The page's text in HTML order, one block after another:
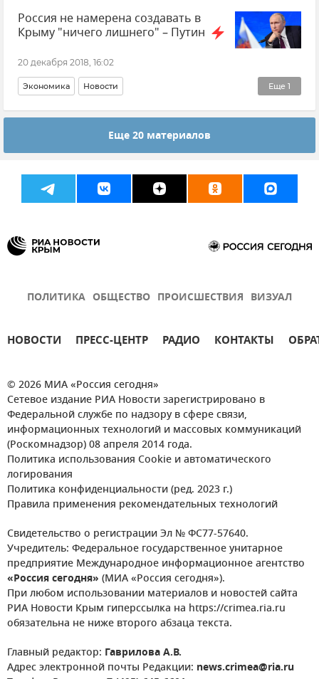
Россия не намерена создавать в
Крыму "ничего лишнего" – Путин
20 декабря 2018, 16:02
Еще 1
Экономика Новости
Четырнадцатая пресс-конференция президента России Владимира Путина
Еще 20 материалов
ПОЛИТИКА ОБЩЕСТВО ПРОИСШЕСТВИЯ ВИЗУАЛ
НОВОСТИ ПРЕСС-ЦЕНТР РАДИО КОНТАКТЫ
© 2026 МИА «Россия сегодня»
Сетевое издание РИА Новости зарегистрировано в
Федеральной службе по надзору в сфере связи,
информационных технологий и массовых коммуникаций
(Роскомнадзор) 08 апреля 2014 года.
Политика использования Cookie и автоматического
логирования
Политика конфиденциальности (ред. 2023 г.)
Правила применения рекомендательных технологий
Свидетельство о регистрации Эл № ФС77-57640.
Учредитель: Федеральное государственное унитарное
предприятие Международное информационное агентство
«Россия сегодня» (МИА «Россия сегодня»).
При любом использовании материалов и новостей сайта
РИА Новости Крым гиперссылка на https://crimea.ria.ru
обязательна не ниже второго абзаца текста.
Главный редактор: Гаврилова А.В.
Адрес электронной почты Редакции: news.crimea@ria.ru